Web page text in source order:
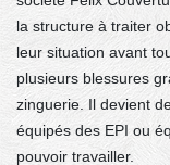
la structure à traiter
leur situation avant
plusieurs blessures
zinguerie. Il devient
équipés des EPI ou
pouvoir travailler.